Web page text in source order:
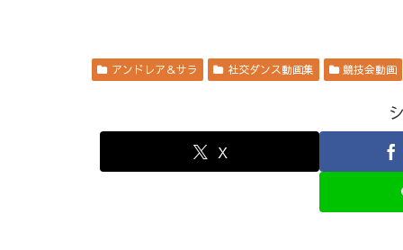
アンドレア＆サラ 社交ダンス動画集 競技会動画
X